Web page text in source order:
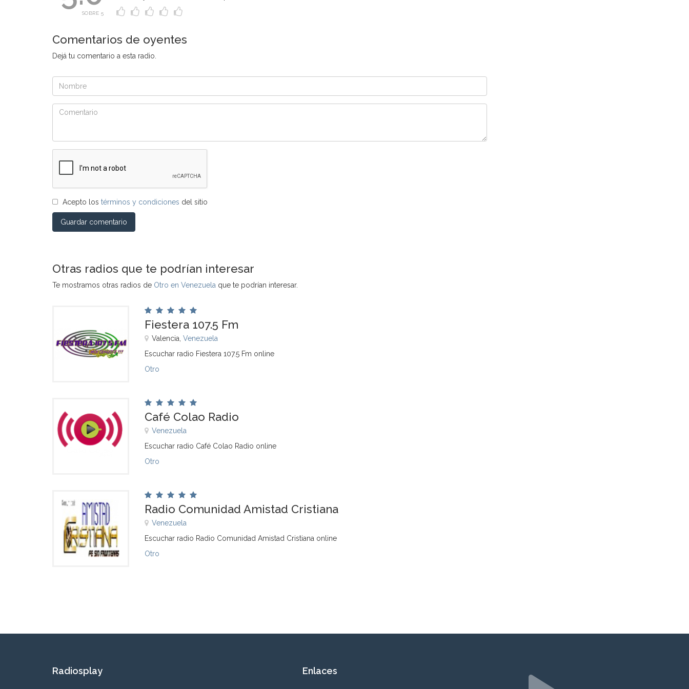
SOBRE 5
Comentarios de oyentes
Dejá tu comentario a esta radio.
Acepto los términos y condiciones del sitio
Guardar comentario
Otras radios que te podrían interesar
Te mostramos otras radios de Otro en Venezuela que te podrían interesar.
Fiestera 107.5 Fm
Valencia, Venezuela
Escuchar radio Fiestera 107.5 Fm online
Otro
Café Colao Radio
Venezuela
Escuchar radio Café Colao Radio online
Otro
Radio Comunidad Amistad Cristiana
Venezuela
Escuchar radio Radio Comunidad Amistad Cristiana online
Otro
Radiosplay Enlaces